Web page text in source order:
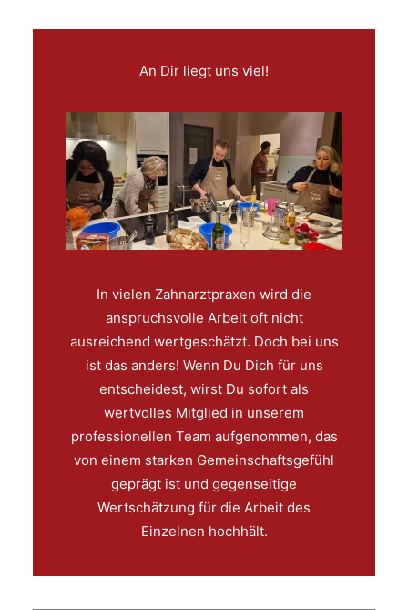
An Dir liegt uns viel!
In vielen Zahnarztpraxen wird die
anspruchsvolle Arbeit oft nicht
ausreichend wertgeschätzt. Doch bei uns
ist das anders! Wenn Du Dich für uns
entscheidest, wirst Du sofort als
wertvolles Mitglied in unserem
professionellen Team aufgenommen, das
von einem starken Gemeinschaftsgefühl
geprägt ist und gegenseitige
Wertschätzung für die Arbeit des
Einzelnen hochhält.